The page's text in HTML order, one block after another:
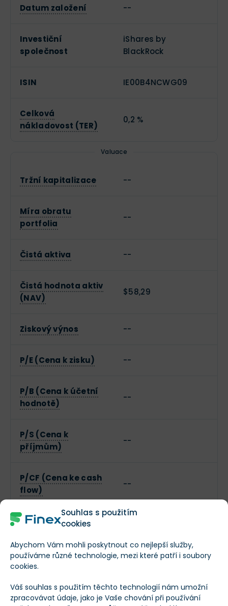
Souhlas s použitím
cookies
Abychom Vám mohli poskytnout co nejlepší služby,
používáme různé technologie, mezi které patří i soubory
cookies.
Váš souhlas s použitím těchto technologií nám umožní
zpracovávat údaje, jako je Vaše chování při používání
Datum založení --
Investiční
společnost
iShares by
BlackRock
ISIN IE00B4NCWG09
Celková
nákladovost (TER)
0,2 %
Valuace
Tržní kapitalizace --
Míra obratu
portfolia
--
Čistá aktiva --
Čistá hodnota aktiv
(NAV)
$58,29
Ziskový výnos --
P/E (Cena k zisku) --
P/B (Cena k účetní
hodnotě)
--
P/S (Cena k
příjmům)
--
P/CF (Cena ke cash
flow)
--
Dividendy
Dividenda na akcii --
Statistiky ETF